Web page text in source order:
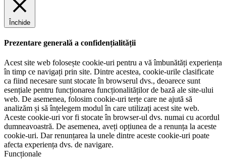
Închide
Prezentare generală a confidențialității
Acest site web folosește cookie-uri pentru a vă îmbunătăți experiența
în timp ce navigați prin site. Dintre acestea, cookie-urile clasificate
ca fiind necesare sunt stocate în browserul dvs., deoarece sunt
esențiale pentru funcționarea funcționalităților de bază ale site-ului
web. De asemenea, folosim cookie-uri terțe care ne ajută să
analizăm și să înțelegem modul în care utilizați acest site web.
Aceste cookie-uri vor fi stocate în browser-ul dvs. numai cu acordul
dumneavoastră. De asemenea, aveți opțiunea de a renunța la aceste
cookie-uri. Dar renunțarea la unele dintre aceste cookie-uri poate
afecta experiența dvs. de navigare.
Funcționale